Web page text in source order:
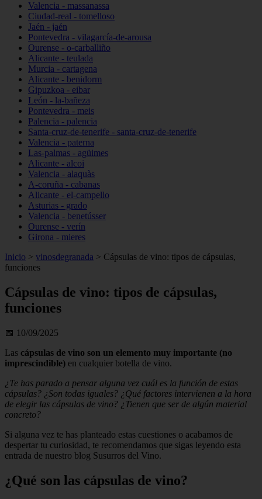
Valencia - massanassa
Ciudad-real - tomelloso
Jaén - jaén
Pontevedra - vilagarcía-de-arousa
Ourense - o-carballiño
Alicante - teulada
Murcia - cartagena
Alicante - benidorm
Gipuzkoa - eibar
León - la-bañeza
Pontevedra - meis
Palencia - palencia
Santa-cruz-de-tenerife - santa-cruz-de-tenerife
Valencia - paterna
Las-palmas - agüimes
Alicante - alcoi
Valencia - alaquàs
A-coruña - cabanas
Alicante - el-campello
Asturias - grado
Valencia - benetússer
Ourense - verín
Girona - mieres
Inicio > vinosdegranada > Cápsulas de vino: tipos de cápsulas,
funciones
Cápsulas de vino: tipos de cápsulas,
funciones
📅 10/09/2025
Las cápsulas de vino son un elemento muy importante (no
imprescindible) en cualquier botella de vino.
¿Te has parado a pensar alguna vez cuál es la función de estas
cápsulas? ¿Son todas iguales? ¿Qué factores intervienen a la hora
de elegir las cápsulas de vino? ¿Tienen que ser de algún material
concreto?
Si alguna vez te has planteado estas cuestiones o acabamos de
despertar tu curiosidad, te recomendamos que sigas leyendo esta
entrada de nuestro blog Susurros del Vino.
¿Qué son las cápsulas de vino?